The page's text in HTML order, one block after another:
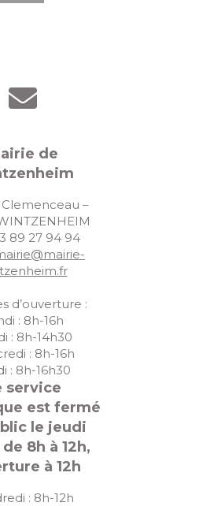
de
–
89 27 94 94
d’ouverture :
: 8h-16h
: 8h-14h30
: 8h-16h
: 8h-16h30
service
est fermé
le jeudi
8h à 12h,
à 12h
: 8h-12h